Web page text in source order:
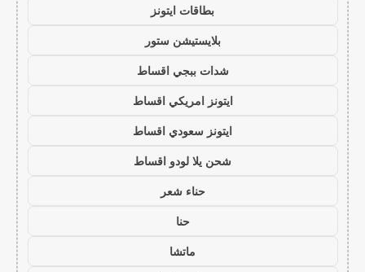
بطاقات ايتونز
بلايستيشن ستور
شدات ببجي اقساط
ايتونز امريكي اقساط
ايتونز سعودي اقساط
شحن يلا لودو اقساط
حناء شعر
حنا
ماتشا